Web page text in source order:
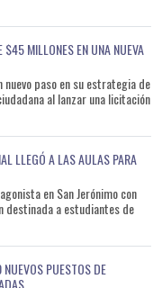
$45 MILLONES EN UNA NUEVA
nuevo paso en su estrategia de
al lanzar una licitación
LLEGÓ A LAS AULAS PARA
en San Jerónimo con
destinada a estudiantes de
PUESTOS DE